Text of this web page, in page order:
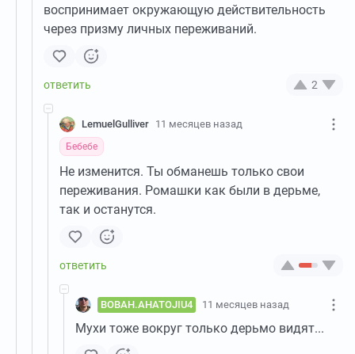
воспринимает окружающую действительность
через призму личных переживаний.
2
LemuelGulliver 11 месяцев назад
Бебебе
Не изменится. Ты обманешь только свои
переживания. Ромашки как были в дерьме,
так и останутся.
BOBAH.AHATOJIU4 11 месяцев назад
Мухи тоже вокруг только дерьмо видят...